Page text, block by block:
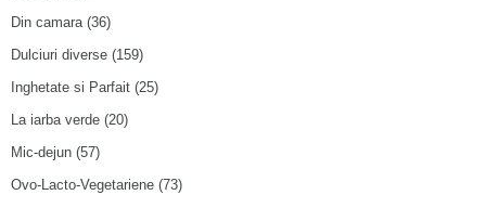
Din camara(36)
Dulciuri diverse (159)
Inghetate si Parfait (25)
La iarba verde (20)
Mic-dejun (57)
Ovo-Lacto-Vegetariene (73)